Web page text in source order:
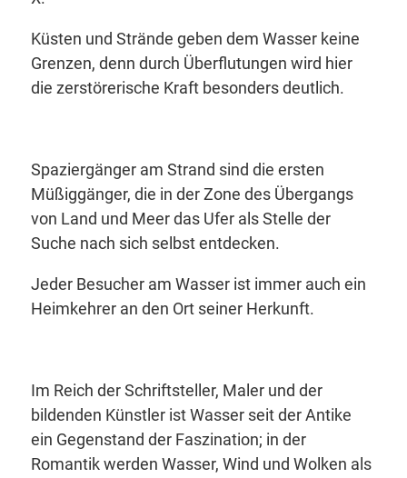
Küsten und Strände geben dem Wasser keine
Grenzen, denn durch Überflutungen wird hier
die zerstörerische Kraft besonders deutlich.
Spaziergänger am Strand sind die ersten
Müßiggänger, die in der Zone des Übergangs
von Land und Meer das Ufer als Stelle der
Suche nach sich selbst entdecken.
Jeder Besucher am Wasser ist immer auch ein
Heimkehrer an den Ort seiner Herkunft.
Im Reich der Schriftsteller, Maler und der
bildenden Künstler ist Wasser seit der Antike
ein Gegenstand der Faszination; in der
Romantik werden Wasser, Wind und Wolken als